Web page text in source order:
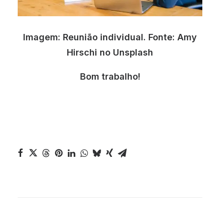
Imagem: Reunião individual. Fonte: Amy
Hirschi no Unsplash
Bom trabalho!